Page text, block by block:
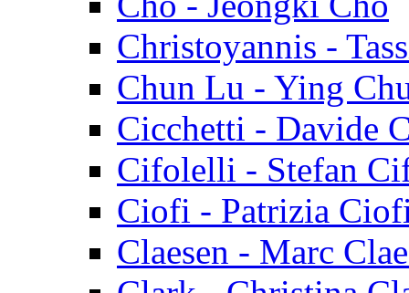
Christoyannis -
Chun Lu - Ying
Cicchetti - Davide
Cifolelli - Stefan
Ciofi - Patrizia
Claesen - Marc